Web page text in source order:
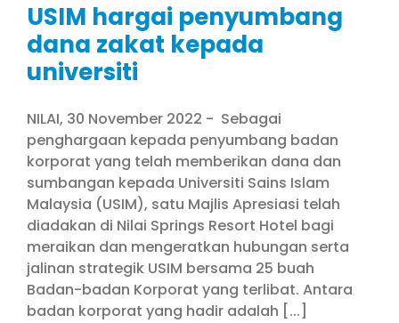
USIM hargai penyumbang
dana zakat kepada
universiti
NILAI, 30 November 2022 - Sebagai
penghargaan kepada penyumbang badan
korporat yang telah memberikan dana dan
sumbangan kepada Universiti Sains Islam
Malaysia (USIM), satu Majlis Apresiasi telah
diadakan di Nilai Springs Resort Hotel bagi
meraikan dan mengeratkan hubungan serta
jalinan strategik USIM bersama 25 buah
Badan-badan Korporat yang terlibat. Antara
badan korporat yang hadir adalah [...]